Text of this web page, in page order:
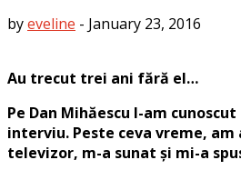
byeveline - January 23, 2016
Au trecut trei ani fără el…
Pe Dan Mihăescu l-am
interviu. Peste ceva vreme,
televizor, m-a sunat și mi-a